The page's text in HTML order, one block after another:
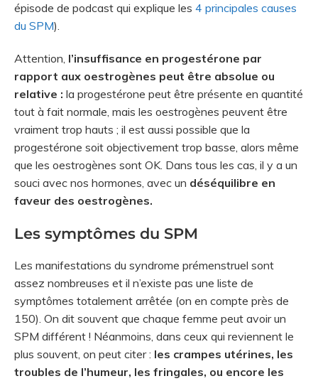
épisode de podcast qui explique les 4 principales causes
du SPM).
Attention, l’insuffisance en progestérone par
rapport aux oestrogènes peut être absolue ou
relative : la progestérone peut être présente en quantité
tout à fait normale, mais les oestrogènes peuvent être
vraiment trop hauts ; il est aussi possible que la
progestérone soit objectivement trop basse, alors même
que les oestrogènes sont OK. Dans tous les cas, il y a un
souci avec nos hormones, avec un déséquilibre en
faveur des oestrogènes.
Les symptômes du SPM
Les manifestations du syndrome prémenstruel sont
assez nombreuses et il n’existe pas une liste de
symptômes totalement arrêtée (on en compte près de
150). On dit souvent que chaque femme peut avoir un
SPM différent ! Néanmoins, dans ceux qui reviennent le
plus souvent, on peut citer : les crampes utérines, les
troubles de l’humeur, les fringales, ou encore les